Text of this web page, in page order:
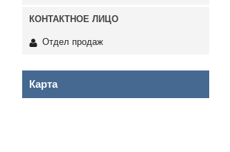
Отдел продаж
Карта